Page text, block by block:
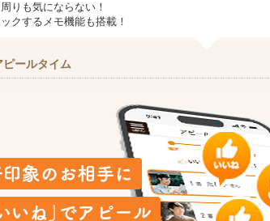
りも気にならない！
クするメモ機能も搭載！
ピールタイム